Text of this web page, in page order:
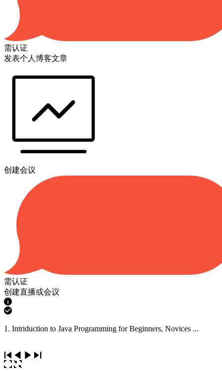
需认证
发表个人博客文章
创建会议
需认证
创建直播或会议
1. Intriduction to Java Programming for Beginners, Novices ...